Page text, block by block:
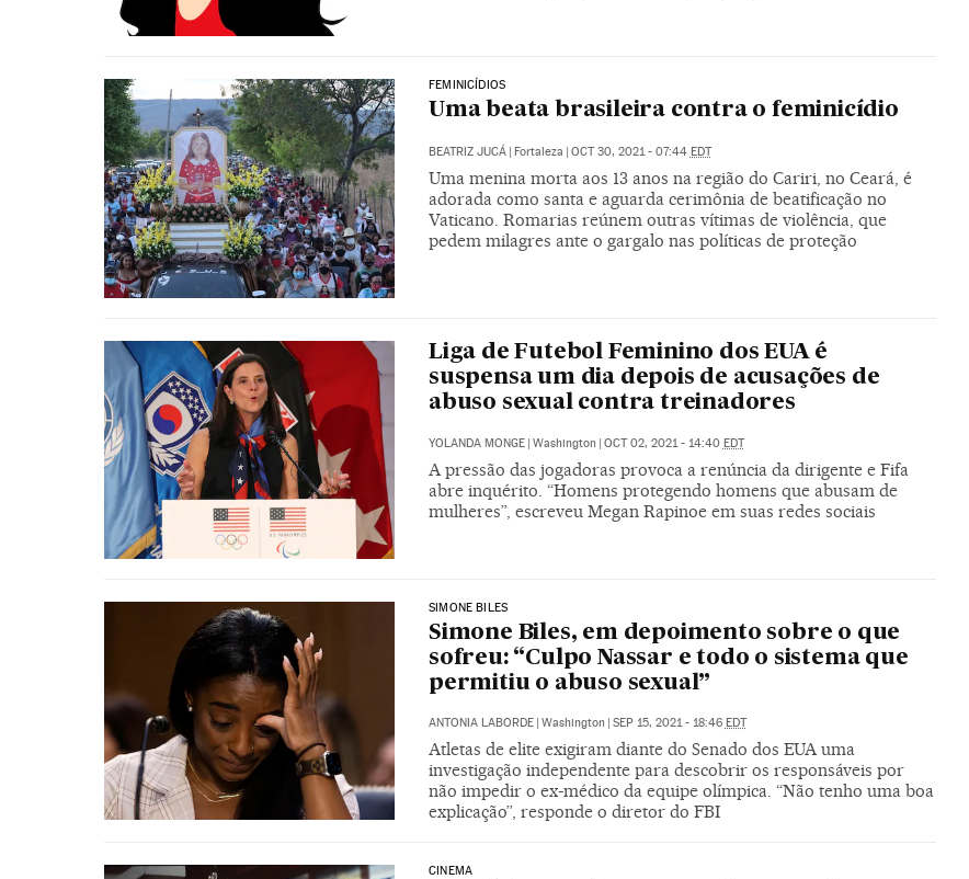
FEMINICÍDIOS
Uma beata brasileira contra o feminicídio
BEATRIZ JUCÁ Fortaleza OCT 30, 2021 - 07:44 EDT
Uma menina morta aos 13 anos na região do Cariri, no Ceará, é
adorada como santa e aguarda cerimônia de beatificação no
Vaticano. Romarias reúnem outras vítimas de violência, que
pedem milagres ante o gargalo nas políticas de proteção
Liga de Futebol Feminino dos EUA é
suspensa um dia depois de acusações de
abuso sexual contra treinadores
YOLANDA MONGE Washington OCT 02, 2021 - 14:40 EDT
A pressão das jogadoras provoca a renúncia da dirigente e Fifa
abre inquérito. “Homens protegendo homens que abusam de
mulheres”, escreveu Megan Rapinoe em suas redes sociais
SIMONE BILES
Simone Biles, em depoimento sobre o que
sofreu: “Culpo Nassar e todo o sistema que
permitiu o abuso sexual”
ANTONIA LABORDE | Washington | SEP 15, 2021 - 18:46 EDT
Atletas de elite exigiram diante do Senado dos EUA uma
investigação independente para descobrir os responsáveis por
não impedir o ex-médico da equipe olímpica. “Não tenho uma boa
explicação”, responde o diretor do FBI
CINEMA